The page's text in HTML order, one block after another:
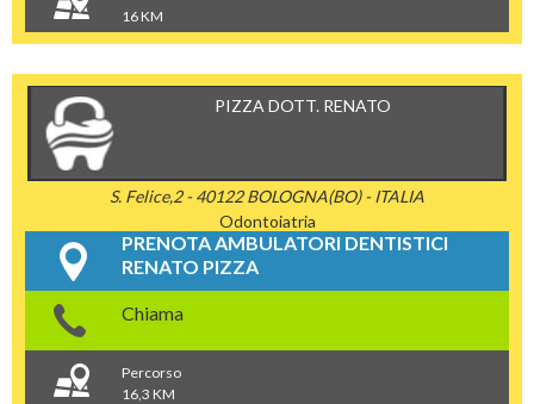
16 KM
PIZZA DOTT. RENATO
S. Felice,2 - 40122 BOLOGNA(BO) - ITALIA
Odontoiatria
PRENOTA AMBULATORI DENTISTICI
RENATO PIZZA
Chiama
Percorso
16,3 KM